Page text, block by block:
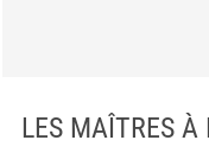
LES MAÎTRES À